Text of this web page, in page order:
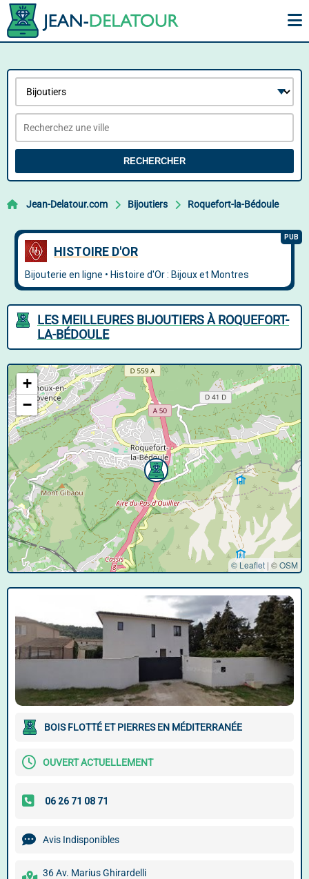
RECHERCHER
Jean-Delatour.com Bijoutiers Roquefort-la-Bédoule
LES MEILLEURES BIJOUTIERS À ROQUEFORT-
LA-BÉDOULE
+
−
© Leaflet | ©OSM
BOIS FLOTTÉ ET PIERRES EN MÉDITERRANÉE
OUVERT ACTUELLEMENT
Avis Indisponibles
36 Av. Marius Ghirardelli